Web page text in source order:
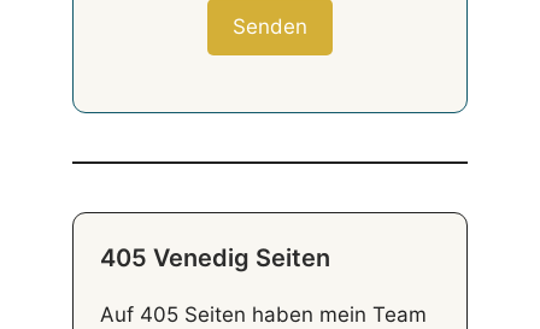
405 Venedig Seiten
Auf 405 Seiten haben mein Team